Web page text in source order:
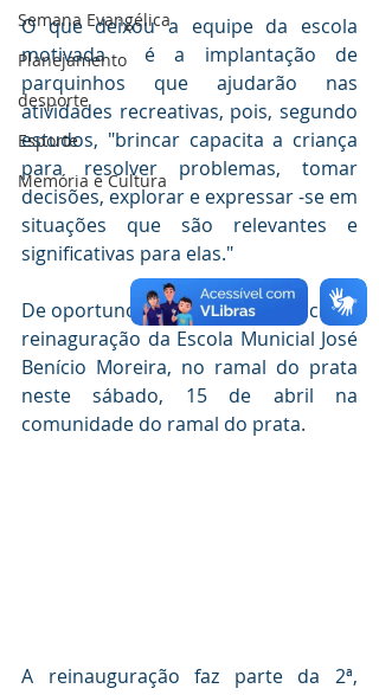
Semana Evangélica
Planejamento
desporte
Esporte
Memória e Cultura
O que deixou a equipe da escola
motivada  é a implantação de
parquinhos que ajudarão nas
atividades recreativas, pois, segundo
estudos, "brincar capacita a criança
para resolver problemas, tomar
decisões, explorar e expressar -se em
situações que são relevantes e
significativas para elas."
De oportuno, o prefeito comunicou a
reinaguração da Escola Municial José
Benício Moreira, no ramal do prata
neste sábado, 15 de abril na
comunidade do ramal do prata.
A reinauguração faz parte da 2ª,